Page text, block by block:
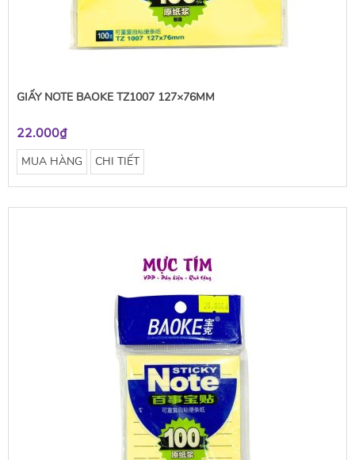
GIẤY NOTE BAOKE TZ1007 127×76MM
22.000₫
MUA HÀNG CHI TIẾT